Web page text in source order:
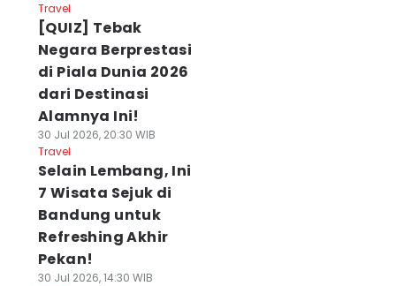
Travel
[QUIZ] Tebak
Negara Berprestasi
di Piala Dunia 2026
dari Destinasi
Alamnya Ini!
30 Jul 2026, 20:30 WIB
Travel
Selain Lembang, Ini
7 Wisata Sejuk di
Bandung untuk
Refreshing Akhir
Pekan!
30 Jul 2026, 14:30 WIB